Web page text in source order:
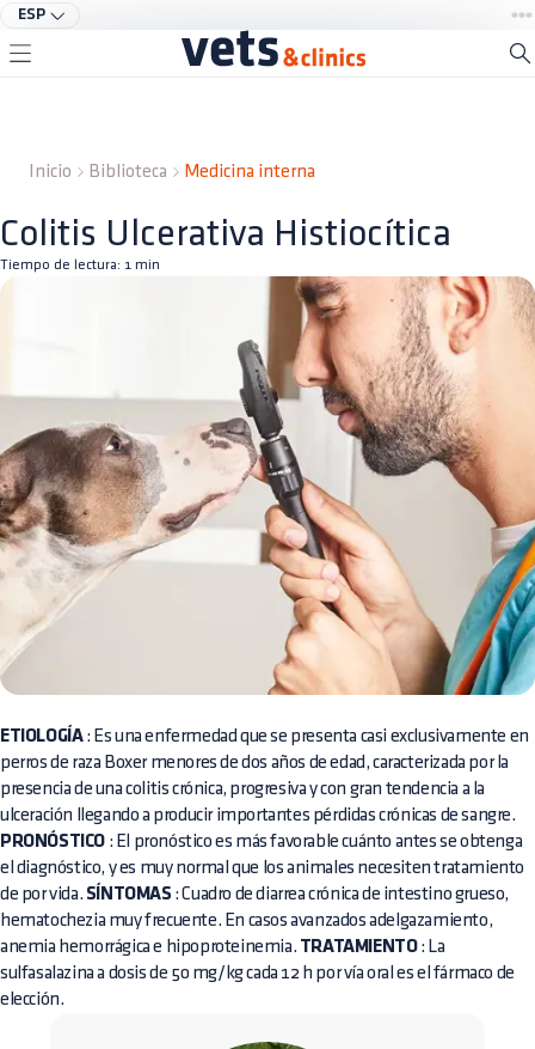
ESP
Inicio Biblioteca Medicina interna
Colitis Ulcerativa Histiocítica
Tiempo de lectura: 1 min
ETIOLOGÍA: Es una enfermedad que se presenta casi exclusivamente en
perros de raza Boxer menores de dos años de edad, caracterizada por la
presencia de una colitis crónica, progresiva y con gran tendencia a la
ulceración llegando a producir importantes pérdidas crónicas de sangre.
PRONÓSTICO : El pronóstico es más favorable cuánto antes se obtenga
el diagnóstico, y es muy normal que los animales necesiten tratamiento
de por vida. SÍNTOMAS : Cuadro de diarrea crónica de intestino grueso,
hematochezia muy frecuente. En casos avanzados adelgazamiento,
anemia hemorrágica e hipoproteinemia. TRATAMIENTO: La
sulfasalazina a dosis de 50 mg/kg cada 12 h por vía oral es el fármaco de
elección.